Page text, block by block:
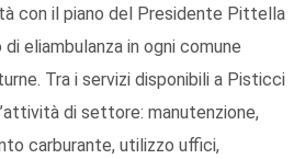
con il piano del Presidente Pittella
eliambulanza in ogni comune
Tra i servizi disponibili a Pisticci
di settore: manutenzione,
carburante, utilizzo uffici,